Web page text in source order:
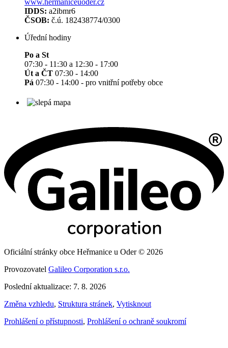
www.hermaniceuoder.cz
IDDS: a2ibmr6
ČSOB: č.ú. 182438774/0300
Úřední hodiny
Po a St
07:30 - 11:30 a 12:30 - 17:00
Út a ČT 07:30 - 14:00
Pá 07:30 - 14:00 - pro vnitřní potřeby obce
Oficiální stránky obce Heřmanice u Oder © 2026
Provozovatel Galileo Corporation s.r.o.
Poslední aktualizace: 7. 8. 2026
Změna vzhledu, Struktura stránek, Vytisknout
Prohlášení o přístupnosti, Prohlášení o ochraně soukromí